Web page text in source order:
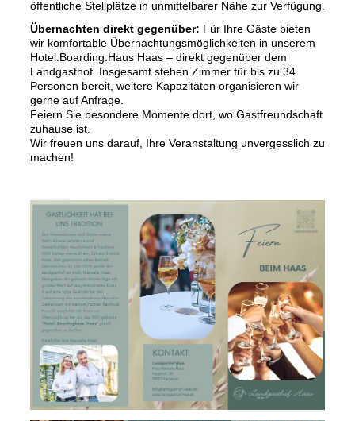
öffentliche Stellplätze in unmittelbarer Nähe zur Verfügung.
Übernachten direkt gegenüber: Für Ihre Gäste bieten
wir komfortable Übernachtungsmöglichkeiten in unserem
Hotel.Boarding.Haus Haas – direkt gegenüber dem
Landgasthof. Insgesamt stehen Zimmer für bis zu 34
Personen bereit, weitere Kapazitäten organisieren wir
gerne auf Anfrage.
Feiern Sie besondere Momente dort, wo Gastfreundschaft
zuhause ist.
Wir freuen uns darauf, Ihre Veranstaltung unvergesslich zu
machen!